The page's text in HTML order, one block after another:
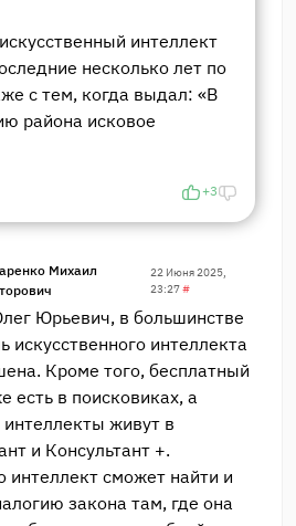
интеллект
несколько лет по
с тем, когда выдал: «В
района исковое
+3
Михаил
22 Июня 2025,
23:27#
Юрьевич, в большинстве
искусственного интеллекта
Кроме того, бесплатный
есть в поисковиках, а
живут в
и Консультант +.
интеллект сможет найти и
закона там, где она